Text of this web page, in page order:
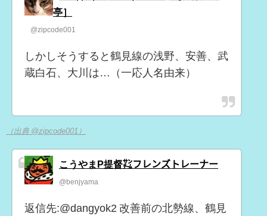
亭］
@zipcode001
しかしそうすると鶴見線の浅野、安善、武
蔵白石、大川は…（一応人名由来）
（出典 @zipcode001）
こうやまP提督㌠フレンズトレーナー
@benjyama
返信先:@dangyok2 改善前の北勢線、鶴見